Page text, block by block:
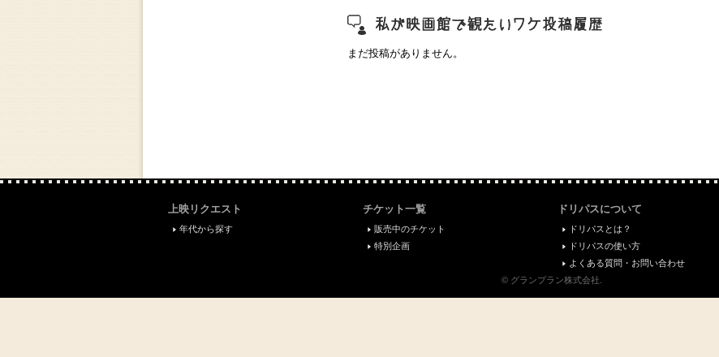
"映画館で観たいワケ"投稿履歴
まだ投稿がありません。
上映リクエスト
年代から探す
チケット一覧
販売中のチケット
特別企画
ドリパスについて
ドリパスとは？
ドリパスの使い方
よくある質問・お問い合わせ
© グランプラン株式会社.